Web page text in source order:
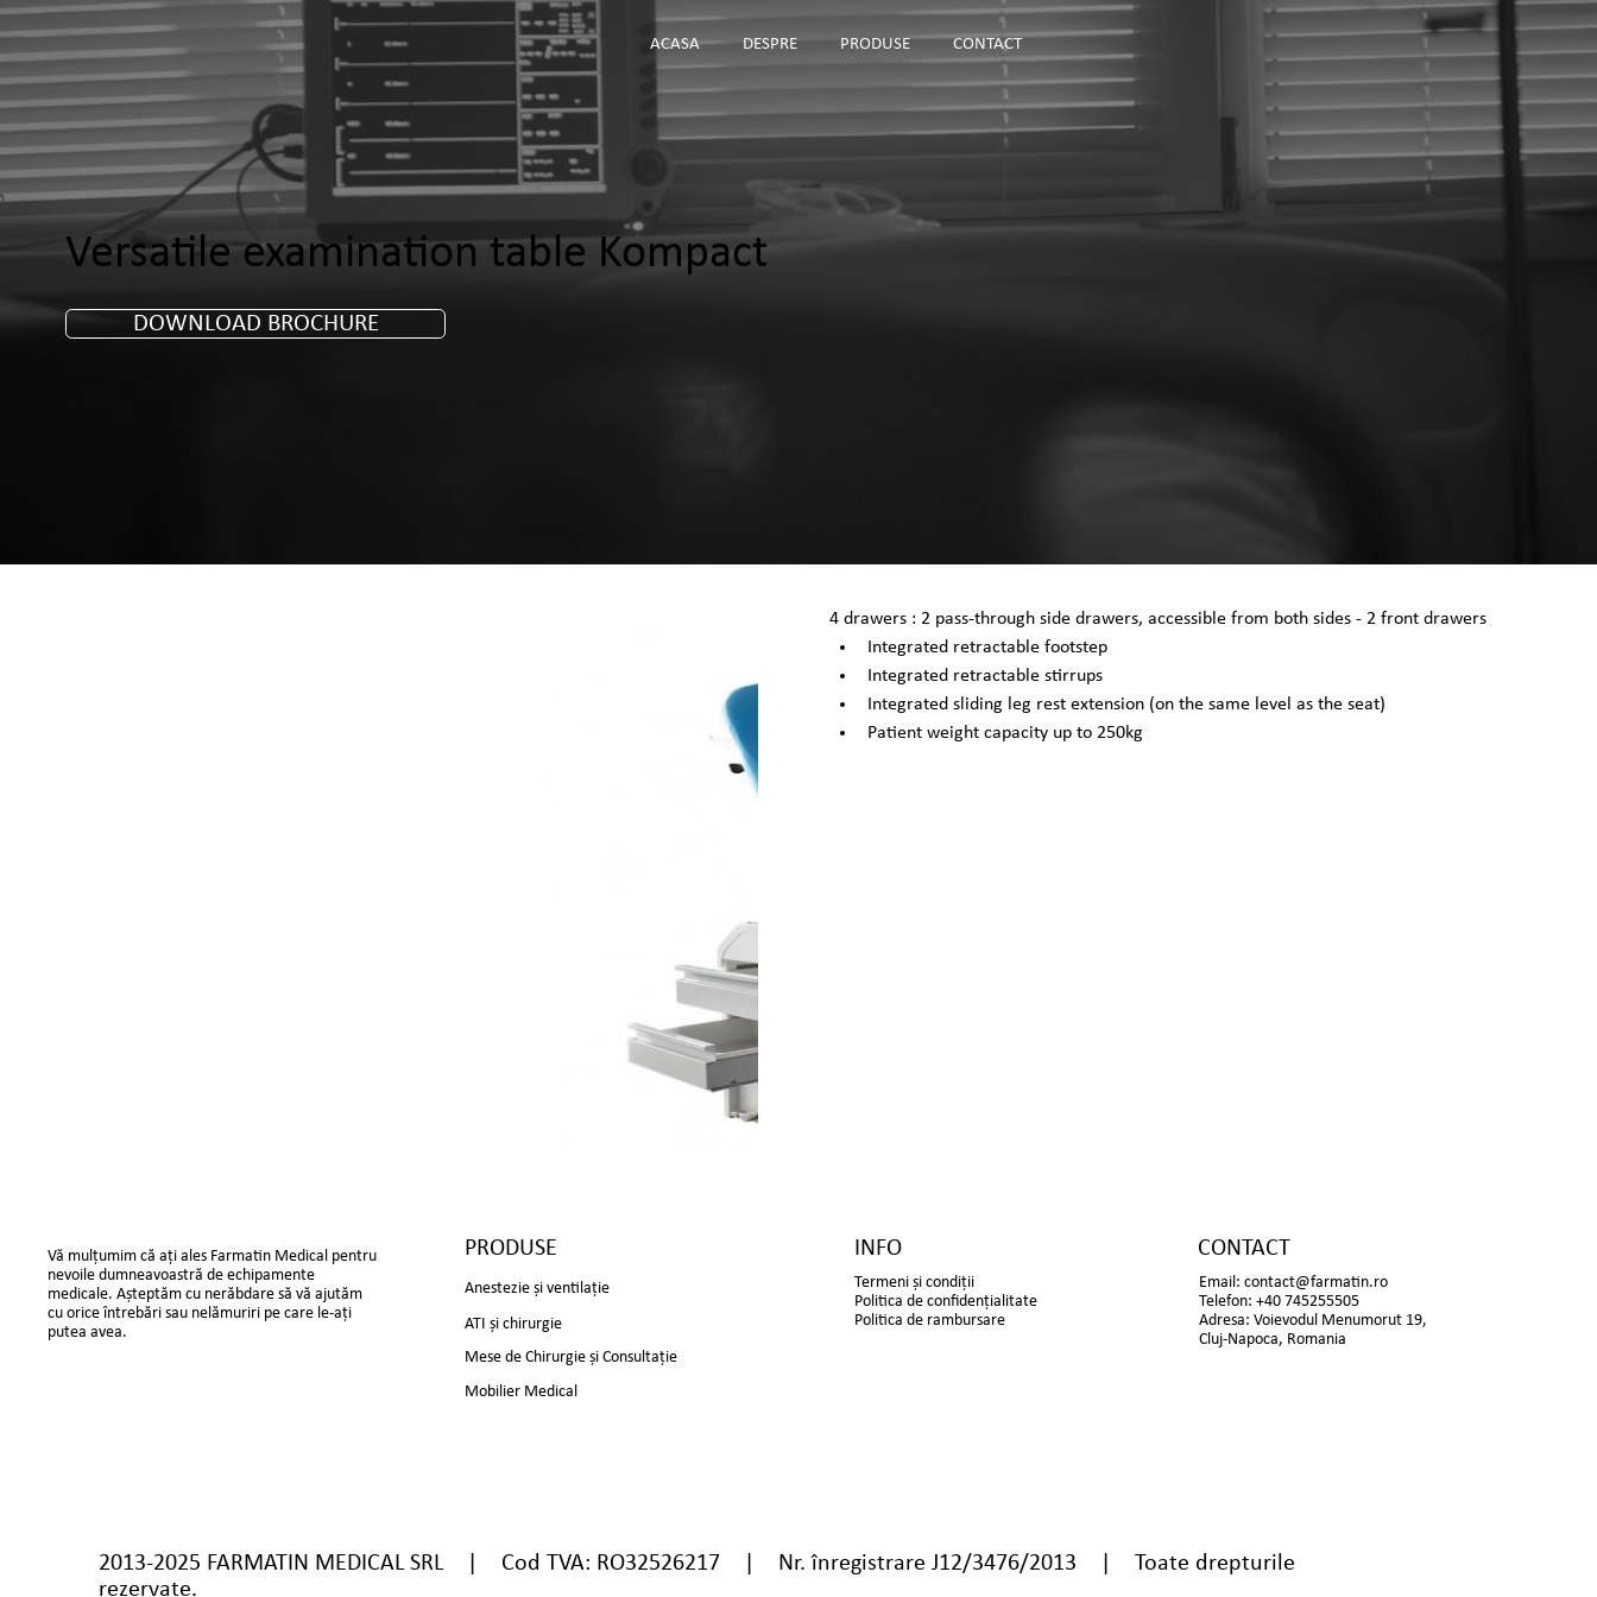
ACASA DESPRE PRODUSE CONTACT
4 drawers : 2 pass-through side drawers, accessible from both sides - 2 front drawers
Integrated retractable footstep
Integrated retractable stirrups
Integrated sliding leg rest extension (on the same level as the seat)
Patient weight capacity up to 250kg
Versatile examination table Kompact
DOWNLOAD BROCHURE
Vă mulțumim că ați ales Farmatin Medical pentru
nevoile dumneavoastră de echipamente
medicale. Așteptăm cu nerăbdare să vă ajutăm
cu orice întrebări sau nelămuriri pe care le-ați
putea avea.
INFO
Termeni și condiții
Politica de confidențialitate
Politica de rambursare
2013-2025 FARMATIN MEDICAL SRL | Cod TVA: RO32526217 | Nr. înregistrare J12/3476/2013 | Toate drepturile
rezervate.
CONTACT
Email:contact@farmatin.ro
Telefon: +40 745255505
Adresa: Voievodul Menumorut 19,
Cluj-Napoca, Romania
PRODUSE
Anestezie și ventilație
ATI și chirurgie
Mese de Chirurgie și Consultație
Mobilier Medical